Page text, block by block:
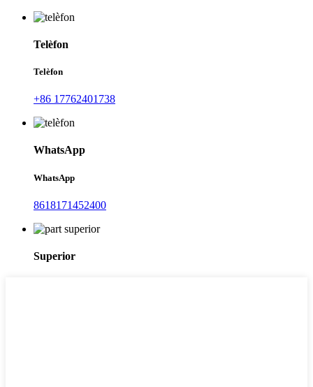
Telèfon
Telèfon
+86 17762401738
WhatsApp
WhatsApp
8618171452400
Superior